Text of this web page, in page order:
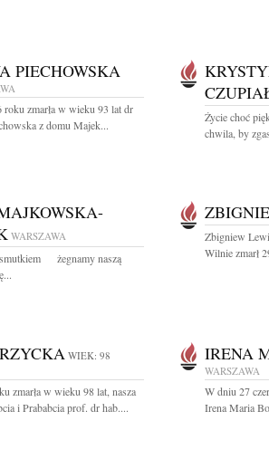
PIECHOWSKA
zmarła w wieku 93 lat dr
z domu Majek...
Życie choć
chwila, by
WARSZAWA
smutkiem żegnamy naszą
Zbigniew
Wilnie zmarł
WIEK: 98
zmarła w wieku 98 lat, nasza
i Prababcia prof. dr hab....
IRENA
WARSZAWA
W dniu 27
Irena Maria